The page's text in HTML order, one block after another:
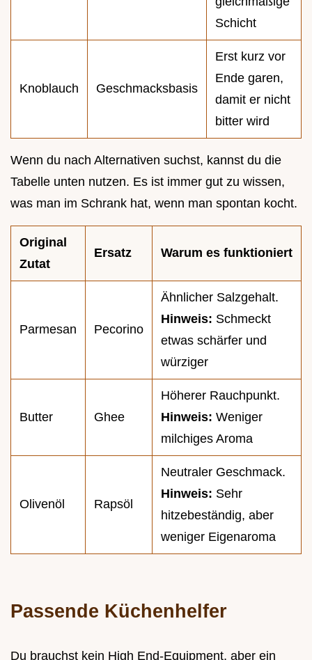
Schicht
Knoblauch Geschmacksbasis
Erst kurz vor
Ende garen,
damit er nicht
bitter wird
Wenn du nach Alternativen suchst, kannst du die
Tabelle unten nutzen. Es ist immer gut zu wissen,
was man im Schrank hat, wenn man spontan kocht.
Original
Zutat
Ersatz Warum es funktioniert
Parmesan Pecorino
Ähnlicher Salzgehalt.
Hinweis: Schmeckt
etwas schärfer und
würziger
Butter Ghee
Höherer Rauchpunkt.
Hinweis: Weniger
milchiges Aroma
Olivenöl Rapsöl
Neutraler Geschmack.
Hinweis: Sehr
hitzebeständig, aber
weniger Eigenaroma
Passende Küchenhelfer
Du brauchst kein High End-Equipment, aber ein